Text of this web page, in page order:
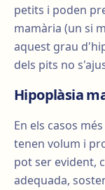
petits i poden
mamària (un si
aquest grau
dels pits no
Hipoplàsia
En els casos
tenen volum i
pot ser evident,
adequada,